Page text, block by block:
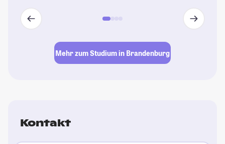
Mehr zum Studium in Brandenburg
Kontakt